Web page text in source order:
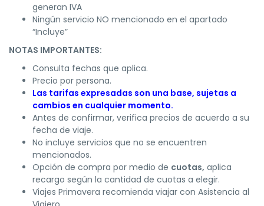
generan IVA
Ningún servicio NO mencionado en el apartado
“Incluye”
NOTAS IMPORTANTES:
Consulta fechas que aplica.
Precio por persona.
Las tarifas expresadas son una base, sujetas a
cambios en cualquier momento.
Antes de confirmar, verifica precios de acuerdo a su
fecha de viaje.
No incluye servicios que no se encuentren
mencionados.
Opción de compra por medio de cuotas, aplica
recargo según la cantidad de cuotas a elegir.
Viajes Primavera recomienda viajar con Asistencia al